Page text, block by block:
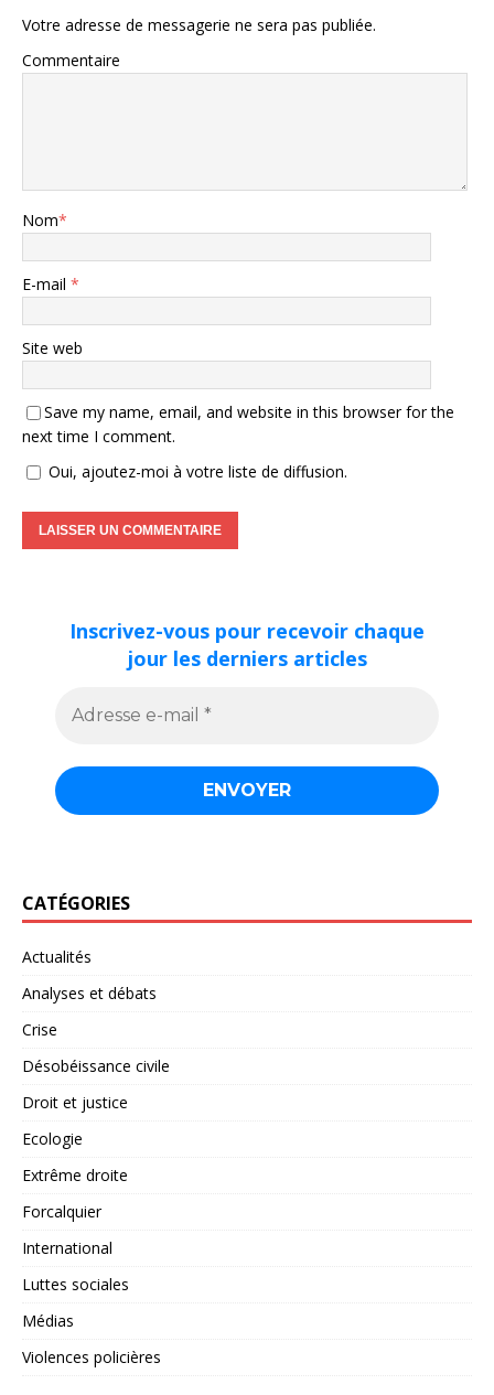
Votre adresse de messagerie ne sera pas publiée.
Commentaire
Nom*
E-mail *
Site web
Save my name, email, and website in this browser for the
next time I comment.
Oui, ajoutez-moi à votre liste de diffusion.
Inscrivez-vous pour recevoir chaque
jour les derniers articles
CATÉGORIES
Actualités
Analyses et débats
Crise
Désobéissance civile
Droit et justice
Ecologie
Extrême droite
Forcalquier
International
Luttes sociales
Médias
Violences policières